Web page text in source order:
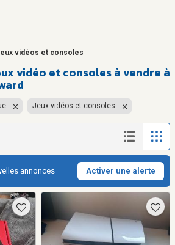
vidéos et consoles
vidéo et consoles à vendre à
Jeux vidéos et consoles
annonces Activer une alerte